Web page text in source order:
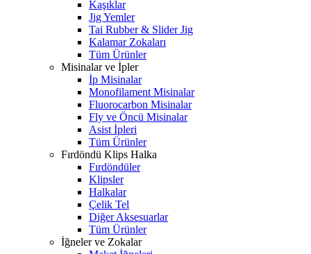
Kaşıklar
Jig Yemler
Tai Rubber & Slider Jig
Kalamar Zokaları
Tüm Ürünler
Misinalar ve İpler
İp Misinalar
Monofilament Misinalar
Fluorocarbon Misinalar
Fly ve Öncü Misinalar
Asist İpleri
Tüm Ürünler
Fırdöndü Klips Halka
Fırdöndüler
Klipsler
Halkalar
Çelik Tel
Diğer Aksesuarlar
Tüm Ürünler
İğneler ve Zokalar